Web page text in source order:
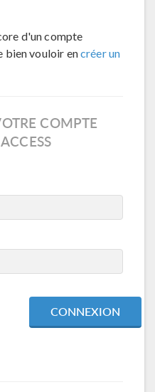
d'un compte
bien vouloir encréer un
COMPTE